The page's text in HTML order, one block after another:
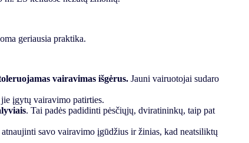
geriausia praktika.
vairavimas išgėrus. Jauni vairuotojai sudaro
įgytų vairavimo patirties.
. Tai padės padidinti pėsčiųjų, dviratininkų, taip pat
savo vairavimo įgūdžius ir žinias, kad neatsiliktų